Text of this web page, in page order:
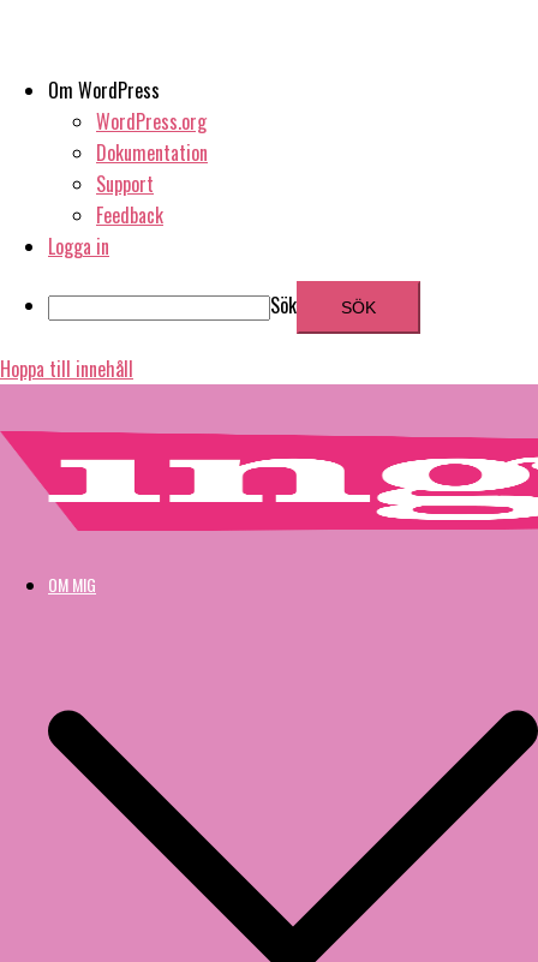
Om WordPress
WordPress.org
Dokumentation
Support
Feedback
Logga in
Sök
Hoppa till innehåll
OM MIG